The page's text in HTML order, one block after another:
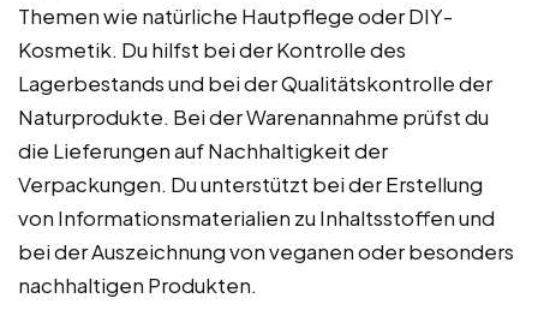
Themen wie natürliche Hautpflege oder DIY-
Kosmetik. Du hilfst bei der Kontrolle des
Lagerbestands und bei der Qualitätskontrolle der
Naturprodukte. Bei der Warenannahme prüfst du
die Lieferungen auf Nachhaltigkeit der
Verpackungen. Du unterstützt bei der Erstellung
von Informationsmaterialien zu Inhaltsstoffen und
bei der Auszeichnung von veganen oder besonders
nachhaltigen Produkten.